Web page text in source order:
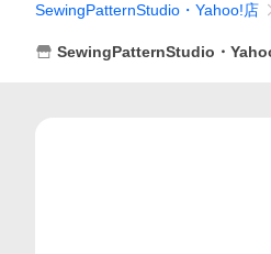
SewingPatternStudio・Yahoo!店
SewingPatternStudio・